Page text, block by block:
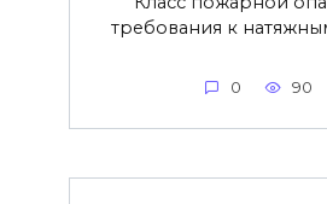
требования к
0 90